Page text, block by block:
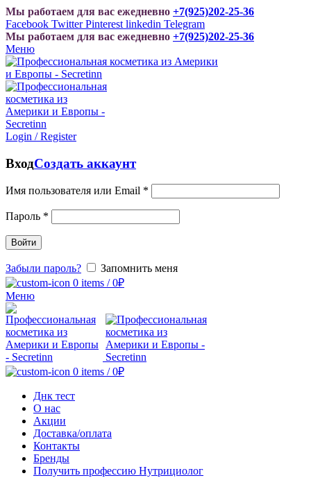
Мы работаем для вас ежедневно +7(925)202-25-36
Facebook Twitter Pinterest linkedin Telegram
Мы работаем для вас ежедневно +7(925)202-25-36
Меню
Login / Register
ВходСоздать аккаунт
Имя пользователя или Email *
Пароль *
Войти
Забыли пароль?
Запомнить меня
0 items / 0₽
Меню
0 items / 0₽
Днк тест
О нас
Акции
Доставка/оплата
Контакты
Бренды
Получить профессию Нутрициолог